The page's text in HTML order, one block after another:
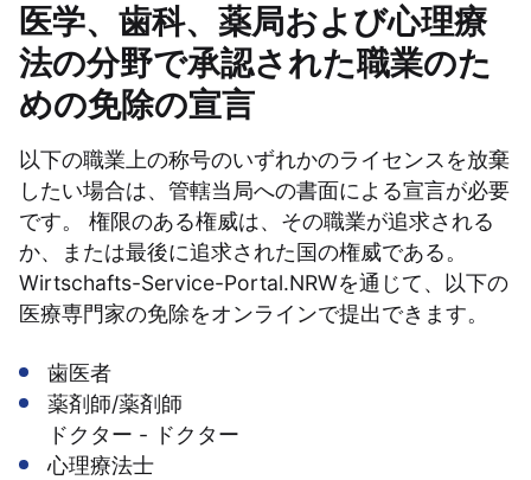
医学、歯科、薬局および心理療
法の分野で承認された職業のた
めの免除の宣言
以下の職業上の称号のいずれかのライセンスを放棄
したい場合は、管轄当局への書面による宣言が必要
です。 権限のある権威は、その職業が追求される
か、または最後に追求された国の権威である。
Wirtschafts-Service-Portal.NRWを通じて、以下の
医療専門家の免除をオンラインで提出できます。
歯医者
薬剤師/薬剤師
ドクター - ドクター
心理療法士